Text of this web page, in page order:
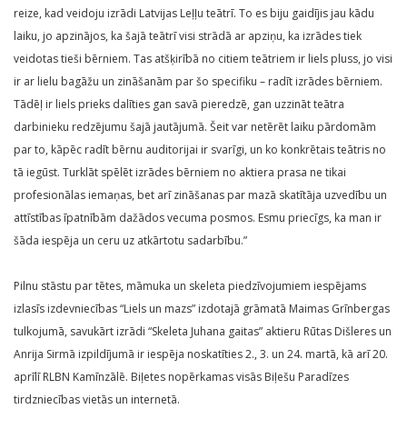
reize, kad veidoju izrādi Latvijas Leļļu teātrī. To es biju gaidījis jau kādu
laiku, jo apzinājos, ka šajā teātrī visi strādā ar apziņu, ka izrādes tiek
veidotas tieši bērniem. Tas atšķirībā no citiem teātriem ir liels pluss, jo visi
ir ar lielu bagāžu un zināšanām par šo specifiku – radīt izrādes bērniem.
Tādēļ ir liels prieks dalīties gan savā pieredzē, gan uzzināt teātra
darbinieku redzējumu šajā jautājumā. Šeit var netērēt laiku pārdomām
par to, kāpēc radīt bērnu auditorijai ir svarīgi, un ko konkrētais teātris no
tā iegūst. Turklāt spēlēt izrādes bērniem no aktiera prasa ne tikai
profesionālas iemaņas, bet arī zināšanas par mazā skatītāja uzvedību un
attīstības īpatnībām dažādos vecuma posmos. Esmu priecīgs, ka man ir
šāda iespēja un ceru uz atkārtotu sadarbību.”
Pilnu stāstu par tētes, māmuka un skeleta piedzīvojumiem iespējams
izlasīs izdevniecības “Liels un mazs” izdotajā grāmatā Maimas Grīnbergas
tulkojumā, savukārt izrādi “Skeleta Juhana gaitas” aktieru Rūtas Dišleres un
Anrija Sirmā izpildījumā ir iespēja noskatīties 2., 3. un 24. martā, kā arī 20.
aprīlī RLBN Kamīnzālē. Biļetes nopērkamas visās Biļešu Paradīzes
tirdzniecības vietās un internetā.